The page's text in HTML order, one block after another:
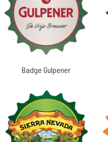
Badge Gulpener